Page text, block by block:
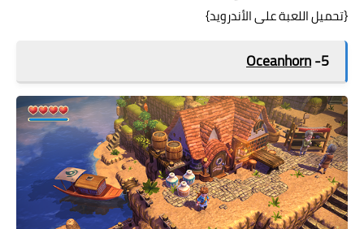
{تحميل اللعبة على الأندرويد}
5-
Oceanhorn